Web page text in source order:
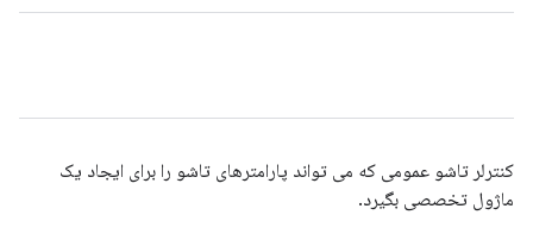
کنترلر تاشو عمومی که می تواند پارامترهای تاشو را برای ایجاد یک
ماژول تخصصی بگیرد.